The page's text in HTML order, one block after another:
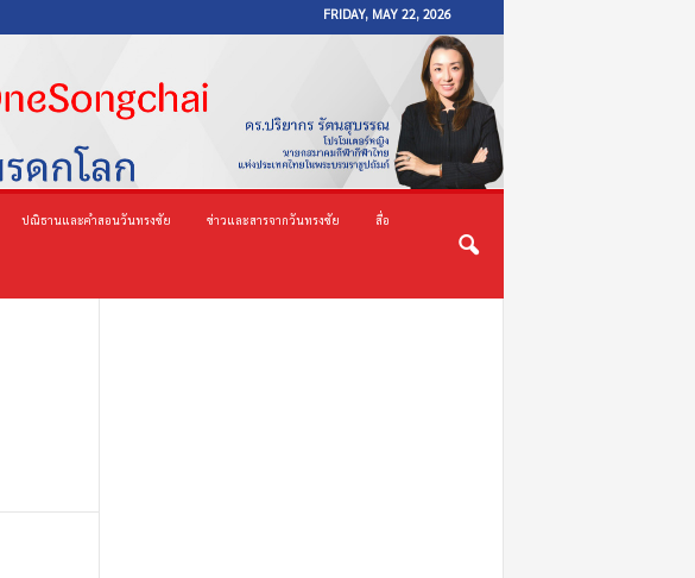
FRIDAY, MAY 22, 2026
ปณิธานและคำสอนวันทรงชัย ข่าวและสารจากวันทรงชัย สื่อ